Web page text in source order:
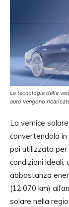
La tecnologia della
auto vengono
La vernice
convertendola
poi utilizzata per
condizioni ideali,
abbastanza
(12.070 km)
solare nella